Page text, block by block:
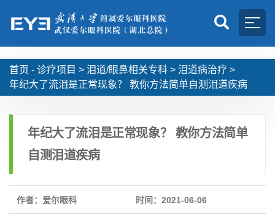
首页 - 诊疗项目 > 泪道/眼鼻相关专科 > 泪道病治疗 >
年纪大了流泪是正常现象？ 教你方法简单自测泪道疾病
年纪大了流泪是正常现象？ 教你方法简单
自测泪道疾病
作者：爱尔眼科 时间：2021-06-06